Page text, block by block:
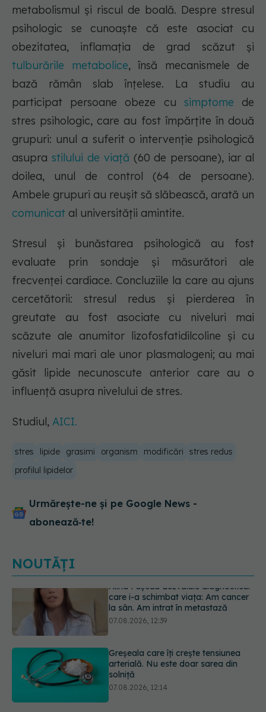
metabolismul și riscul de boală. Despre stresul
psihologic se cunoaște că este asociat cu
obezitatea, inflamația de grad scăzut și
tulburările metabolice, însă mecanismele de
bază rămân slab înțelese. La studiu au
participat persoane obeze cu simptome de
stres psihologic, care au fost împărțite în două
grupuri: unul a suferit o intervenție psihologică
asupra stilului de viață (60 de persoane), iar al
doilea, unul de control (64 de persoane).
Ambele grupuri au reușit să slăbească, arată un
comunicat al universității amintite.
Stresul și bunăstarea psihologică au fost
evaluate prin sondaje și măsurători ale
frecvenței cardiace. Concluziile la care au ajuns
cercetătorii: stresul redus și pierderea în
greutate au fost asociate cu niveluri mai
scăzute ale anumitor lizofosfatidilcoline și cu
niveluri mai mari ale unor plasmalogeni; au mai
găsit lipide necunoscute anterior care au o
influență asupra nivelului de stres.
Studiul, AICI.
stres lipide grasimi organism modificări
stres redus
profilul lipidelor
Urmărește-ne și pe Google News -
abonează‑te!
NOUTĂȚI
Greșeala care îți crește tensiunea
arterială. Nu este doar sarea din
Schimbare majoră la examenul de
medic specialist din 2026. Toți
candidații vor avea aceleași